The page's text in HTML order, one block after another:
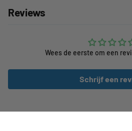
Reviews
Wees de eerste om een
Schrijf een